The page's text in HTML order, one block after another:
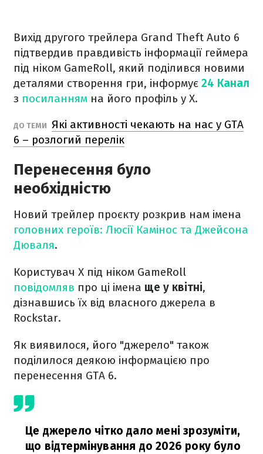
Вихід другого трейлера Grand Theft Auto 6
підтвердив правдивість інформації геймера
під ніком GameRoll, який поділився новими
деталями створення гри, інформує 24 Канал
з посиланням на його профіль у X.
ДО ТЕМИ Які активності чекають на нас у GTA
6 – розлогий перелік
Перенесення було
необхідністю
Новий трейлер проєкту розкрив нам імена
головних героїв: Люсії Камінос та Джейсона
Дюваля.
Користувач X під ніком GameRoll
повідомляв про ці імена ще у квітні,
дізнавшись їх від власного джерела в
Rockstar.
Як виявилося, його "джерело" також
поділилося деякою інформацією про
перенесення GTA 6.
Це джерело чітко дало мені зрозуміти,
що відтермінування до 2026 року було